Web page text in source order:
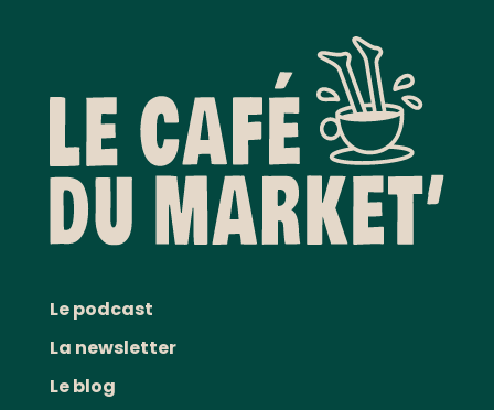
Le podcast
La newsletter
Le blog